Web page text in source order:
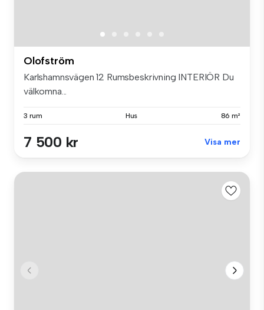
Olofström
Karlshamnsvägen 12 Rumsbeskrivning INTERIÖR Du
välkomna...
3 rum Hus 86 m²
7 500 kr Visa mer